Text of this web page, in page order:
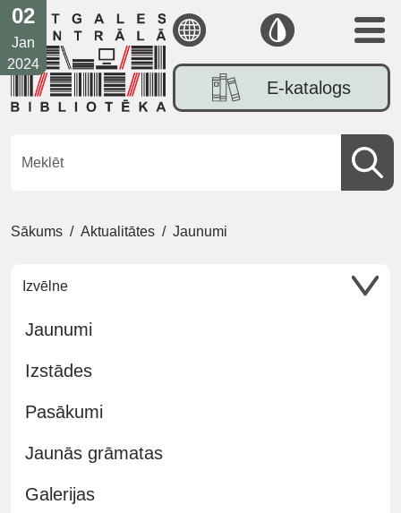
E-katalogs
Sākums Aktualitātes Jaunumi
Izvēlne
Jaunumi
Izstādes
Pasākumi
Jaunās grāmatas
Galerijas
03
Jan
2024
02
Jan
2024